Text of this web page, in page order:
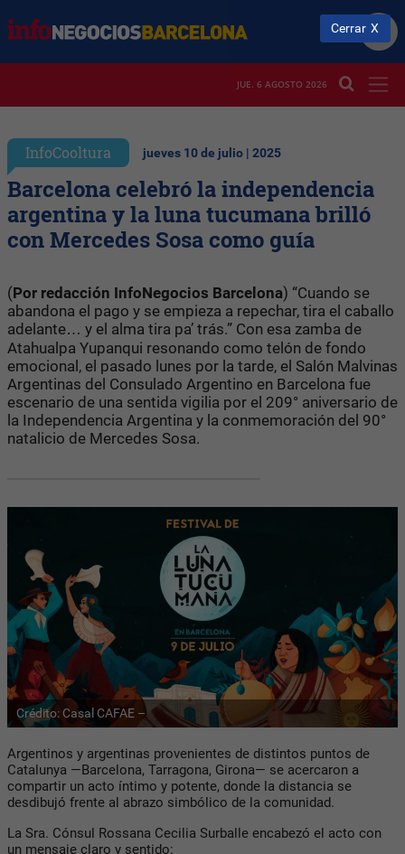
JUE. 6 AGOSTO 2026
InfoCooltura jueves 10 de julio | 2025
Barcelona celebró la independencia
argentina y la luna tucumana brilló
con Mercedes Sosa como guía
(Por redacción InfoNegocios Barcelona) “Cuando se
abandona el pago y se empieza a repechar, tira el caballo
adelante… y el alma tira pa’ trás.” Con esa zamba de
Atahualpa Yupanqui resonando como telón de fondo
emocional, el pasado lunes por la tarde, el Salón Malvinas
Argentinas del Consulado Argentino en Barcelona fue
escenario de una sentida vigilia por el 209° aniversario de
la Independencia Argentina y la conmemoración del 90°
natalicio de Mercedes Sosa.
Crédito: Casal CAFAE –
Argentinos y argentinas provenientes de distintos puntos de
Catalunya —Barcelona, Tarragona, Girona— se acercaron a
compartir un acto íntimo y potente, donde la distancia se
desdibujó frente al abrazo simbólico de la comunidad.
La Sra. Cónsul Rossana Cecilia Surballe encabezó el acto con
un mensaje claro y sentido:
Cerrar